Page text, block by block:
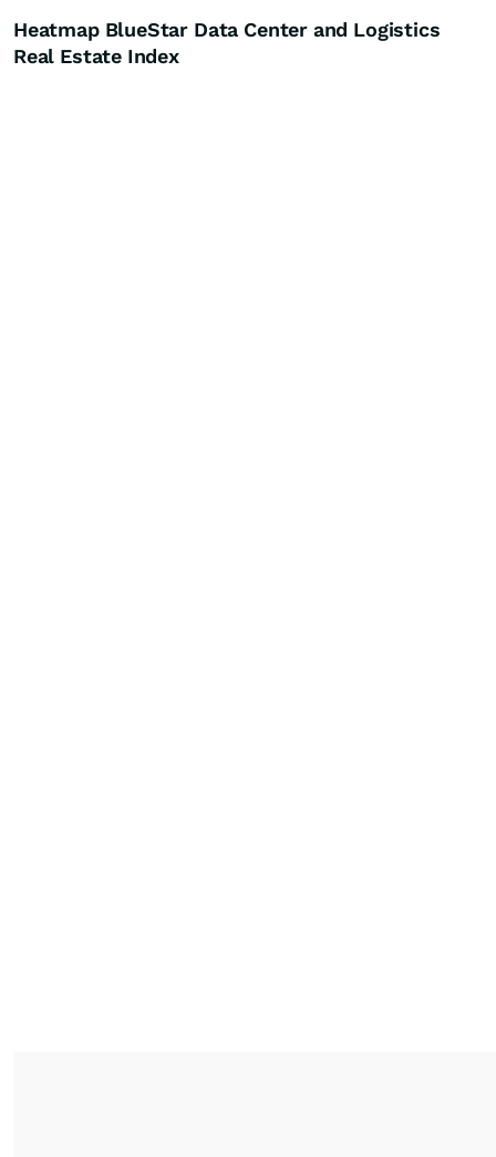
Heatmap BlueStar Data Center and Logistics
Real Estate Index